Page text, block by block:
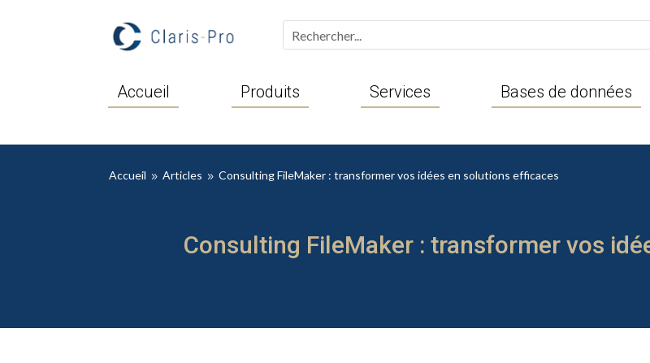
Accueil Produits Services Bases de données
Accueil 9 Articles 9 Consulting FileMaker : transformer vos idées en solutions efficaces
Consulting FileMaker : transformer vos